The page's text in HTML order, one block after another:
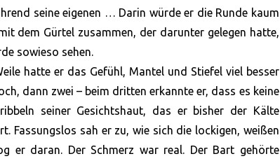
seine eigenen … Darin würde er die Runde kaum
dem Gürtel zusammen, der darunter gelegen hatte,
sowieso sehen.
hatte er das Gefühl, Mantel und Stiefel viel besser
dann zwei – beim dritten erkannte er, dass es keine
seiner Gesichtshaut, das er bisher der Kälte
Fassungslos sah er zu, wie sich die lockigen, weißen
er daran. Der Schmerz war real. Der Bart gehörte